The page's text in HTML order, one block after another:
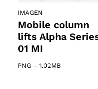
IMAGEN
Mobile column
lifts Alpha
01 MI
PNG – 1.02MB